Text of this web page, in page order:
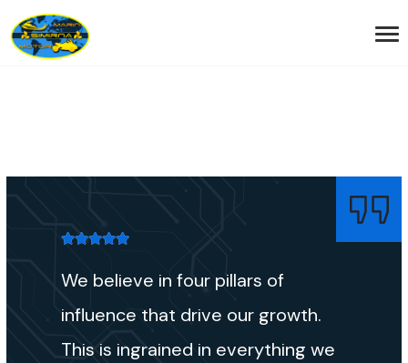
We believe in four pillars of
influence that drive our growth.
This is ingrained in everything we